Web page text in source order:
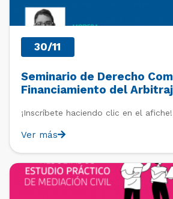
30/11
Seminario de Derecho
Financiamiento del
Perspectiva Comparada
¡Inscríbete haciendo clic en el afiche!
Ver más
PAST EVENTS